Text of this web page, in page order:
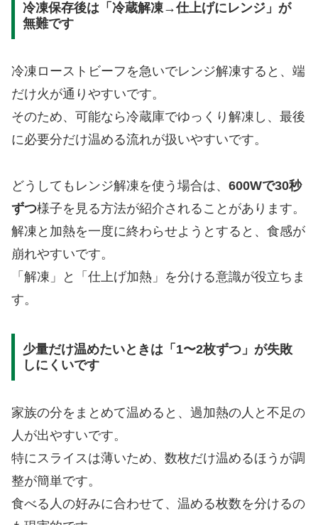
冷凍保存後は「冷蔵解凍→仕上げにレンジ」が
無難です
冷凍ローストビーフを急いでレンジ解凍すると、端
だけ火が通りやすいです。
そのため、可能なら冷蔵庫でゆっくり解凍し、最後
に必要分だけ温める流れが扱いやすいです。
どうしてもレンジ解凍を使う場合は、 600Wで30秒
ずつ様子を見る方法が紹介されることがあります。
解凍と加熱を一度に終わらせようとすると、食感が
崩れやすいです。
「解凍」と「仕上げ加熱」を分ける意識が役立ちま
す。
少量だけ温めたいときは「1〜2枚ずつ」が失敗
しにくいです
家族の分をまとめて温めると、過加熱の人と不足の
人が出やすいです。
特にスライスは薄いため、数枚だけ温めるほうが調
整が簡単です。
食べる人の好みに合わせて、温める枚数を分けるの